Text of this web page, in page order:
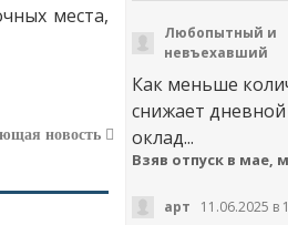
места,
новость
Любопытный и
невъехавший
Как меньше
снижает дневной
оклад...
арт 11.06.2025 в